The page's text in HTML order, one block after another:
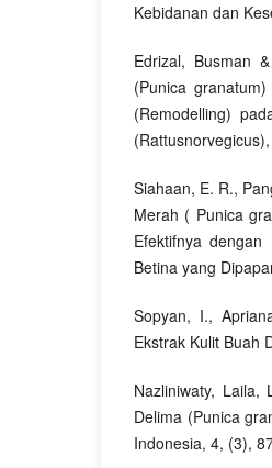
Kebidanan dan
Edrizal, Busman
(Punica
(Remodelling)
Siahaan, E. R.,
Merah ( Punica
Efektifnya
Betina yang
Sopyan, I.,
Ekstrak Kulit Buah
Nazliniwaty, Laila,
Delima (Punica
Indonesia, 4, (3),